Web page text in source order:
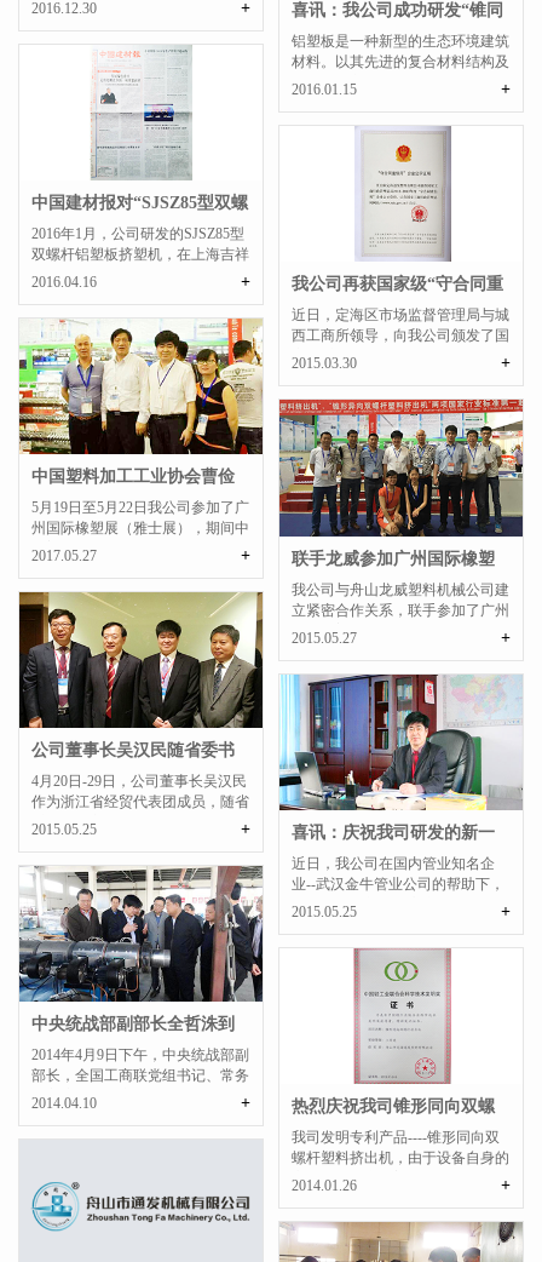
2016.12.30 +
喜讯：我公司成功研发“锥同
双”铝塑板挤出...
铝塑板是一种新型的生态环境建筑
材料。以其先进的复合材料结构及
特性、优良的性价比与...
2016.01.15 +
中国建材报对“SJSZ85型双螺
杆铝塑板挤塑机...
2016年1月，公司研发的SJSZ85型
双螺杆铝塑板挤塑机，在上海吉祥
科技集团有限公司试机...
2016.04.16 +
我公司再获国家级“守合同重
信用企业”公示...
近日，定海区市场监督管理局与城
西工商所领导，向我公司颁发了国
家级“守合同重信用企...
2015.03.30 +
中国塑料加工工业协会曹俭
会长亲临我司展台
5月19日至5月22日我公司参加了广
州国际橡塑展（雅士展），期间中
国塑料加工工业协会曹...
2017.05.27 +
联手龙威参加广州国际橡塑
展
我公司与舟山龙威塑料机械公司建
立紧密合作关系，联手参加了广州
国际橡塑展，取得了圆...
2015.05.27 +
公司董事长吴汉民随省委书
记夏宝龙及浙江省...
4月20日-29日，公司董事长吴汉民
作为浙江省经贸代表团成员，随省
委书记夏宝龙及浙江省...
2015.05.25 +
喜讯：庆祝我司研发的新一
代高产节能...
近日，我公司在国内管业知名企
业--武汉金牛管业公司的帮助下，
成功研发出新一代高产节...
2015.05.25 +
中央统战部副部长全哲洙到
我公司调研企业科...
2014年4月9日下午，中央统战部副
部长，全国工商联党组书记、常务
副主席全哲洙率调研组...
2014.04.10 +
热烈庆祝我司锥形同向双螺
杆塑料挤出机获中...
我司发明专利产品----锥形同向双
螺杆塑料挤出机，由于设备自身的
高效节能，产量塑化优...
2014.01.26 +